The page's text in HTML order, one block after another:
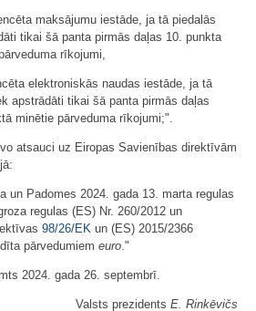
maksājumu iestāde, ja tā piedalās
tikai šā panta pirmās daļas 10. punkta
rīkojumi,
elektroniskās naudas iestāde, ja tā
apstrādāti tikai šā panta pirmās daļas
minētie pārveduma rīkojumi;".
atsauci uz Eiropas Savienības direktīvām
un Padomes 2024. gada 13. marta regulas
regulas (ES) Nr. 260/2012 un
98/26/EK un (ES) 2015/2366
pārvedumiem euro."
2024. gada 26. septembrī.
Valsts prezidents E. Rinkēvičs